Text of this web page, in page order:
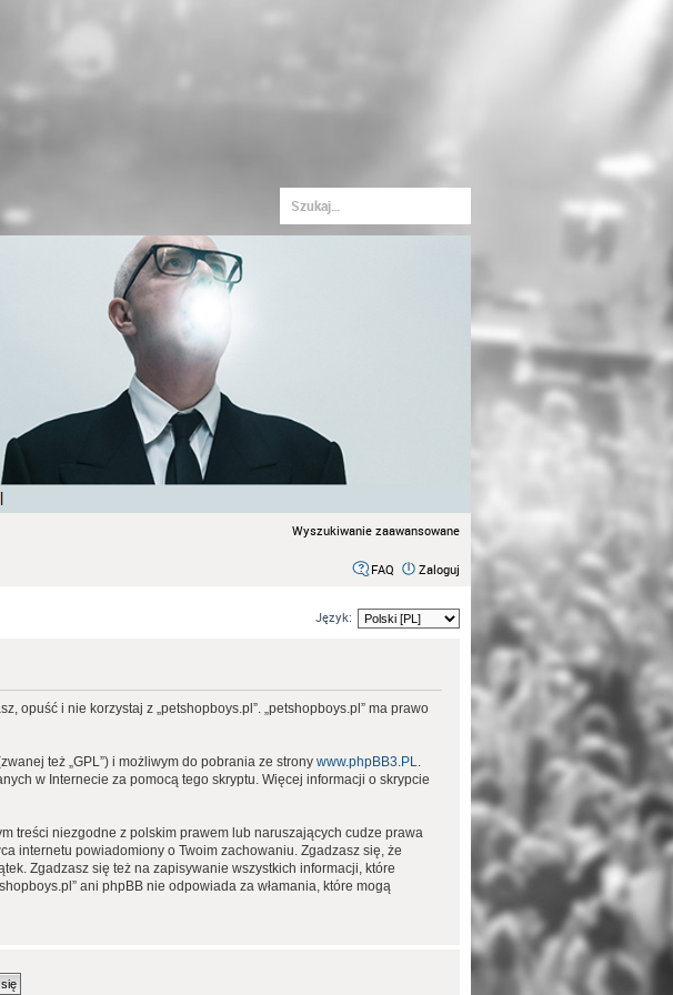
Wyszukiwanie zaawansowane
FAQ Zaloguj
Język:
opuść i nie korzystaj z „petshopboys.pl”. „petshopboys.pl” ma prawo
też „GPL”) i możliwym do pobrania ze strony www.phpBB3.PL
w Internecie za pomocą tego skryptu. Więcej informacji o skrypcie
treści niezgodne z polskim prawem lub naruszających cudze prawa
internetu powiadomiony o Twoim zachowaniu. Zgadzasz się, że
Zgadzasz się też na zapisywanie wszystkich informacji, które
ani phpBB nie odpowiada za włamania, które mogą